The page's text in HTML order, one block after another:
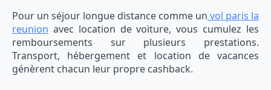
Pour un séjour longue distance comme un vol paris la
reunion avec location de voiture, vous cumulez les
remboursements sur plusieurs prestations.
Transport, hébergement et location de vacances
génèrent chacun leur propre cashback.